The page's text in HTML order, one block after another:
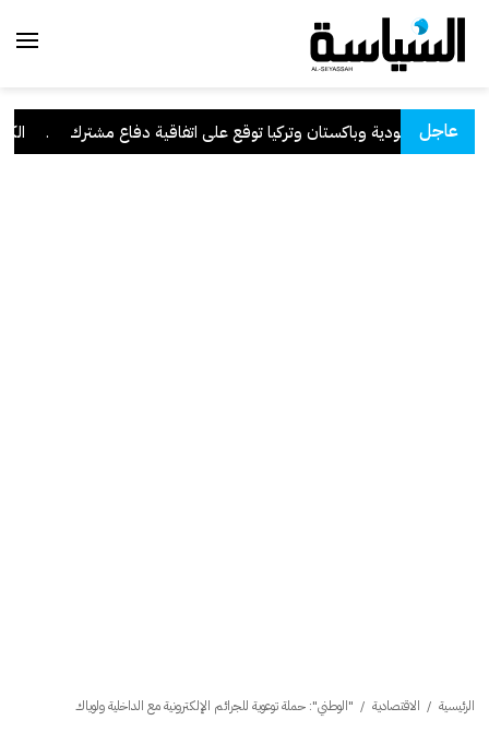
عاجل
السعودية وباكستان وتركيا توقع على اتفاقية دفاع مشترك .
الرئيسية / الاقتصادية / "الوطني": حملة توعوية للجرائم الإلكترونية مع الداخلية ولوياك